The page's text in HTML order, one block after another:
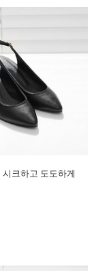
크하고 도도하게